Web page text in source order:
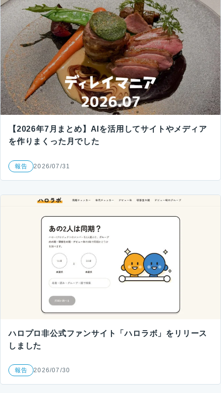
【2026年7月まとめ】AIを活用してサイトやメディア
を作りまくった月でした
報告 2026/07/31
ハロプロ非公式ファンサイト「ハロラボ」をリリース
しました
報告 2026/07/30